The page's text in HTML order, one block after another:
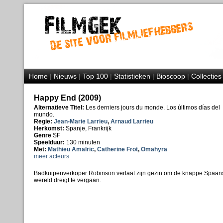
Home|Nieuws|Top 100|Statistieken|Bioscoop|Collecties
Happy End (2009)
Alternatieve Titel: Les derniers jours du monde. Los últimos días del
mundo.
Regie: Jean-Marie Larrieu, Arnaud Larrieu
Herkomst: Spanje, Frankrijk
Genre SF
Speelduur: 130 minuten
Met: Mathieu Amalric, Catherine Frot, Omahyra
meer acteurs
Badkuipenverkoper Robinson verlaat zijn gezin om de knappe
wereld dreigt te vergaan.